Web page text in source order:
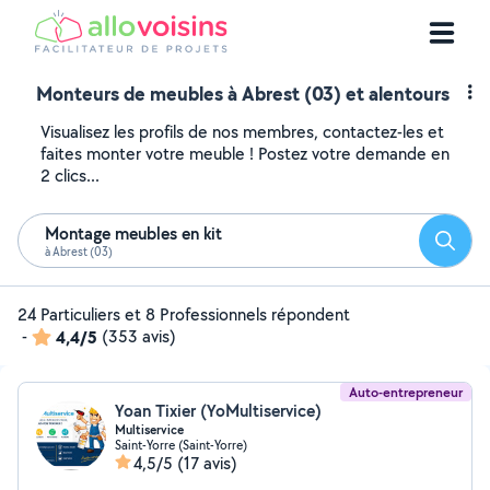
Monteurs de meubles à Abrest (03) et alentours
Visualisez les profils de nos membres, contactez-les et
faites monter votre meuble ! Postez votre demande en
2 clics...
Montage meubles en kit
à Abrest (03)
24 Particuliers et 8 Professionnels répondent
-
4,4/5 (353 avis)
Auto-entrepreneur
Yoan Tixier (YoMultiservice)
Multiservice
Saint-Yorre (Saint-Yorre)
4,5/5 (17 avis)